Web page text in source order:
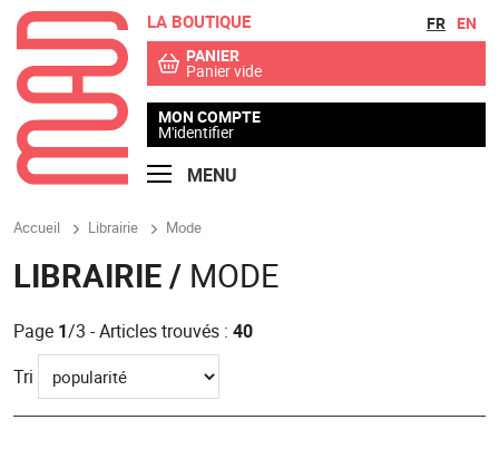
Aller au menu
Aller au contenu FR EN
LA BOUTIQUE
PANIER
Panier vide
MON COMPTE
M'identifier
MENU
Accueil Librairie Mode
LIBRAIRIE / MODE
Page 1/3 - Articles trouvés : 40
Tri